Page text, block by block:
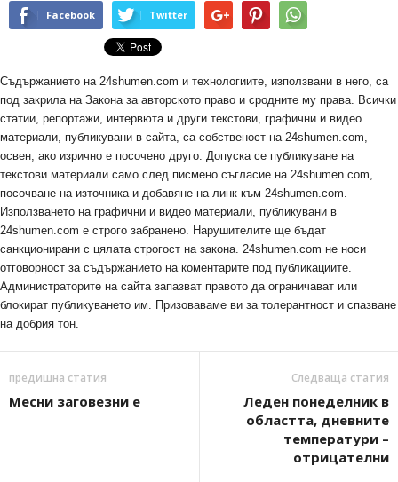
Facebook Twitter
Съдържанието на 24shumen.com и технологиите, използвани в него, са
под закрила на Закона за авторското право и сродните му права. Всички
статии, репортажи, интервюта и други текстови, графични и видео
материали, публикувани в сайта, са собственост на 24shumen.com,
освен, ако изрично е посочено друго. Допуска се публикуване на
текстови материали само след писмено съгласие на 24shumen.com,
посочване на източника и добавяне на линк към 24shumen.com.
Използването на графични и видео материали, публикувани в
24shumen.com е строго забранено. Нарушителите ще бъдат
санкционирани с цялата строгост на закона. 24shumen.com не носи
отговорност за съдържанието на коментарите под публикациите.
Администраторите на сайта запазват правото да ограничават или
блокират публикуването им. Призоваваме ви за толерантност и спазване
на добрия тон.
предишна статия
Месни заговезни е
Следваща статия
Леден понеделник в
областта, дневните
температури –
отрицателни